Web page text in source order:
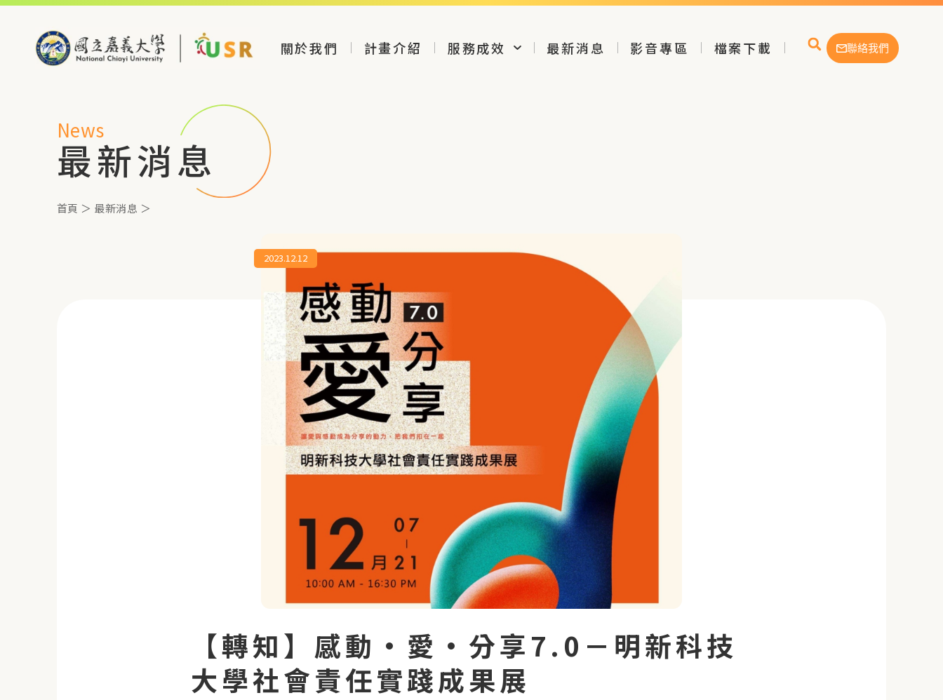
關於我們 計畫介紹 服務成效 最新消息 影音專區 檔案下載 聯絡我們
News
最新消息
首頁 ＞ 最新消息 ＞
2023.12.12
【轉知】感動·愛·分享7.0－明新科技
大學社會責任實踐成果展